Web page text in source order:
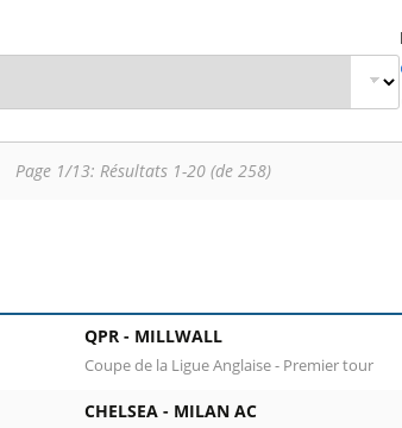
Belgique
Pro League
Page 1/13: Résultats 1-20 (de 258)
: Londres. Colonne 1 : date, horaire et
QPR - MILLWALL
Coupe de la Ligue Anglaise - Premier tour
CHELSEA - MILAN AC